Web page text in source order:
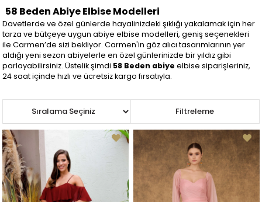
58 Beden Abiye Elbise Modelleri
Davetlerde ve özel günlerde hayalinizdeki şıklığı yakalamak için her
tarza ve bütçeye uygun abiye elbise modelleri, geniş seçenekleri
ile Carmen’de sizi bekliyor. Carmen'in göz alıcı tasarımlarının yer
aldığı yeni sezon abiyelerle en özel günlerinizde bir yıldız gibi
parlayabilirsiniz. Üstelik şimdi 58 Beden abiye elbise siparişleriniz,
24 saat içinde hızlı ve ücretsiz kargo fırsatıyla.
Filtreleme
Sıralama